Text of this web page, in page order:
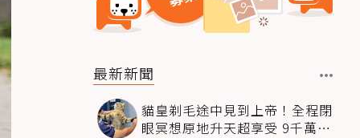
最新新聞
貓皇剃毛途中見到上帝！全程閉
眼冥想原地升天超享受 9千萬人